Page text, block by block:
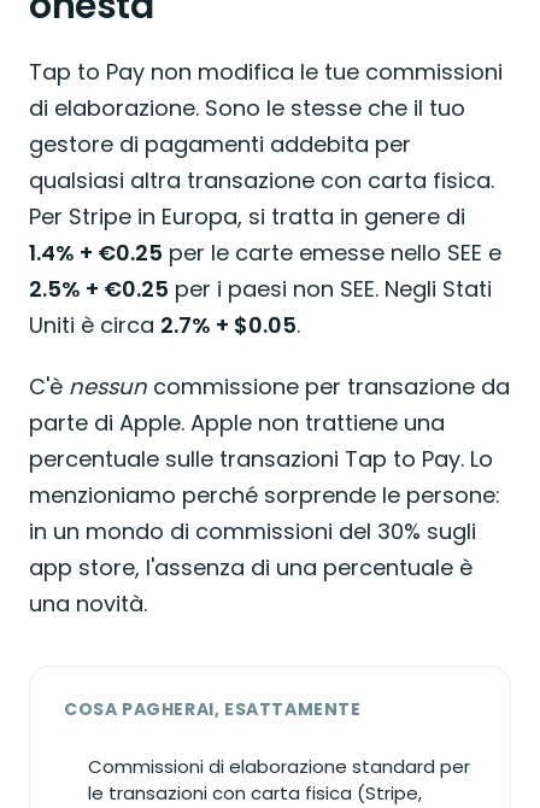
Tap to Pay non modifica le tue commissioni
di elaborazione. Sono le stesse che il tuo
gestore di pagamenti addebita per
qualsiasi altra transazione con carta fisica.
Per Stripe in Europa, si tratta in genere di
1.4% + €0.25 per le carte emesse nello SEE e
2.5% + €0.25 per i paesi non SEE. Negli Stati
Uniti è circa 2.7% + $0.05.
C'è nessun commissione per transazione da
parte di Apple. Apple non trattiene una
percentuale sulle transazioni Tap to Pay. Lo
menzioniamo perché sorprende le persone:
in un mondo di commissioni del 30% sugli
app store, l'assenza di una percentuale è
una novità.
COSA PAGHERAI, ESATTAMENTE
Commissioni di elaborazione standard per
le transazioni con carta fisica (Stripe,